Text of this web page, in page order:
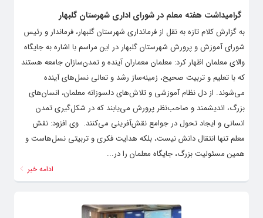
گرامیداشت هفته معلم در شورای اداری شهرستان گلبهار
به گزارش کلام تازه به نقل از فرمانداری شهرستان گلبهار، فرماندار و رئیس
شورای آموزش و پرورش شهرستان گلبهار در این مراسم با اشاره به جایگاه
والای معلمان اظهار کرد: معلمان معماران آینده و تمدن‌سازان جامعه هستند
که با تعلیم و تربیت صحیح، زمینه‌ساز رشد و تعالی نسل‌های آینده
می‌شوند. از دل نظام آموزشی و تلاش‌های دلسوزانه معلمان، انسان‌های
بزرگ، اندیشمند و صاحب‌نظر پرورش می‌یابند که در شکل‌گیری تمدن
انسانی و ایجاد تحول در جوامع نقش‌آفرینی می‌کنند. ‌ وی افزود: نقش
معلم تنها انتقال دانش نیست، بلکه هدایت فکری و تربیتی نسل‌هاست و
همین مسئولیت بزرگ، جایگاه معلمان را در...
ادامه خبر